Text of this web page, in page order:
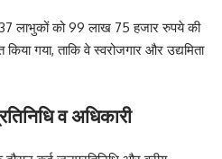
लाभुकों को 99 लाख 75 हजार रुपये की
गया, ताकि वे स्वरोजगार और उद्यमिता
व अधिकारी